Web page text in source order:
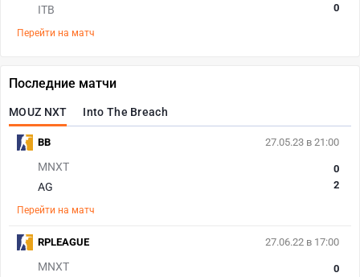
ITB
0
Перейти на матч
Последние матчи
MOUZ NXT Into The Breach
27.05.23 в 21:00
MNXT
AG
0
2
Перейти на матч
BB
27.06.22 в 17:00
MNXT
0
RPLEAGUE